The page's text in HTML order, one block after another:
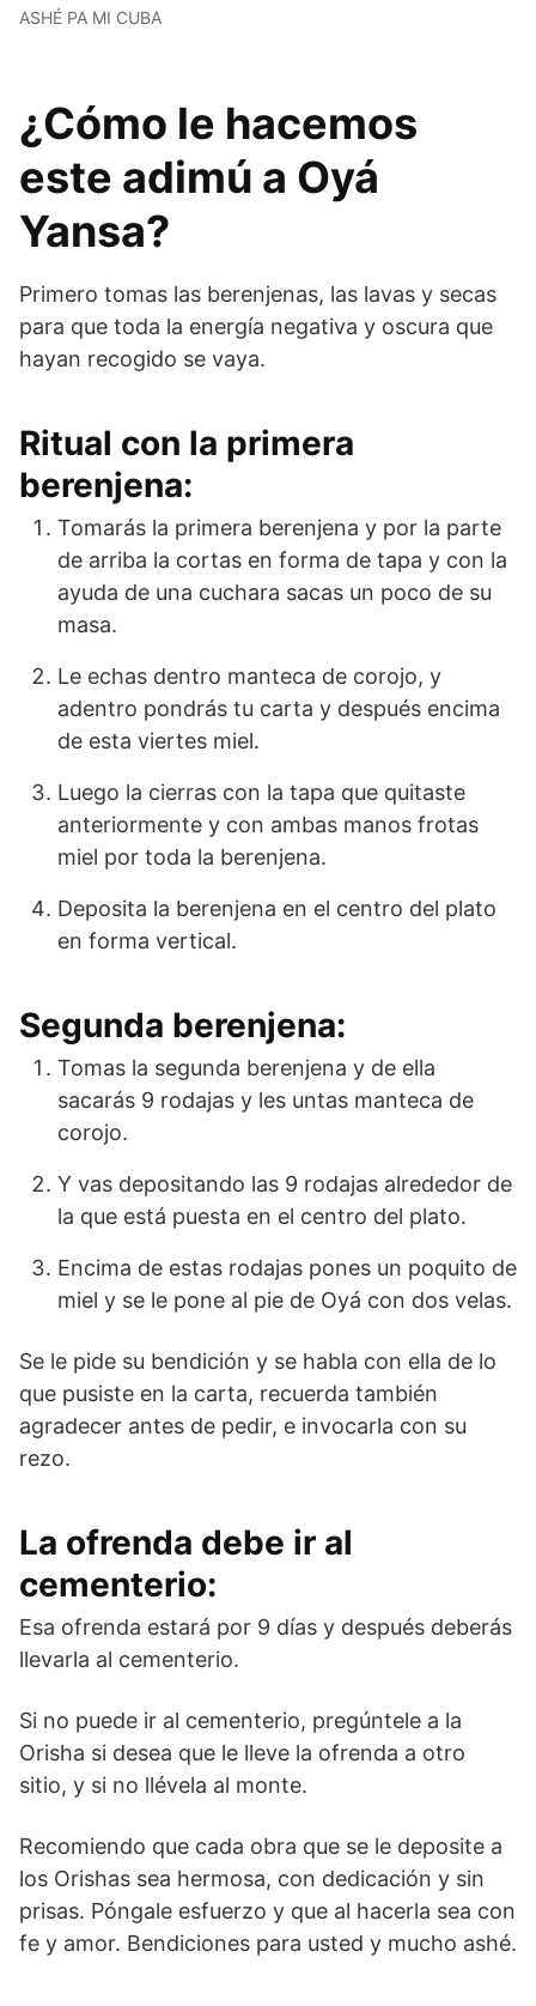
ASHÉ PA MI CUBA
¿Cómo le hacemos
este adimú a Oyá
Yansa?
Primero tomas las berenjenas, las lavas y secas
para que toda la energía negativa y oscura que
hayan recogido se vaya.
Ritual con la primera
berenjena:
Tomarás la primera berenjena y por la parte
de arriba la cortas en forma de tapa y con la
ayuda de una cuchara sacas un poco de su
masa.
Le echas dentro manteca de corojo, y
adentro pondrás tu carta y después encima
de esta viertes miel.
Luego la cierras con la tapa que quitaste
anteriormente y con ambas manos frotas
miel por toda la berenjena.
Deposita la berenjena en el centro del plato
en forma vertical.
Segunda berenjena:
Tomas la segunda berenjena y de ella
sacarás 9 rodajas y les untas manteca de
corojo.
Y vas depositando las 9 rodajas alrededor de
la que está puesta en el centro del plato.
Encima de estas rodajas pones un poquito de
miel y se le pone al pie de Oyá con dos velas.
Se le pide su bendición y se habla con ella de lo
que pusiste en la carta, recuerda también
agradecer antes de pedir, e invocarla con su
rezo.
La ofrenda debe ir al
cementerio:
Esa ofrenda estará por 9 días y después deberás
llevarla al cementerio.
Si no puede ir al cementerio, pregúntele a la
Orisha si desea que le lleve la ofrenda a otro
sitio, y si no llévela al monte.
Recomiendo que cada obra que se le deposite a
los Orishas sea hermosa, con dedicación y sin
prisas. Póngale esfuerzo y que al hacerla sea con
fe y amor. Bendiciones para usted y mucho ashé.